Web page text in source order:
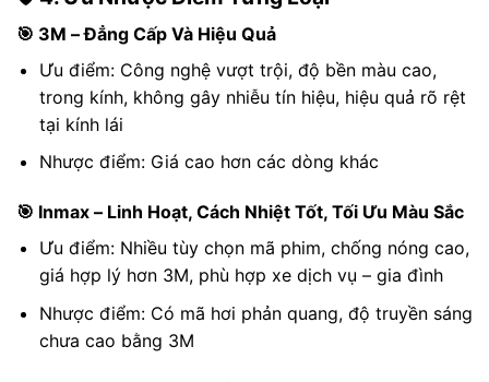
🎯 3M – Đẳng Cấp Và Hiệu Quả
Ưu điểm: Công nghệ vượt trội, độ bền màu cao,
trong kính, không gây nhiễu tín hiệu, hiệu quả rõ rệt
tại kính lái
Nhược điểm: Giá cao hơn các dòng khác
🎯 Inmax – Linh Hoạt, Cách Nhiệt Tốt, Tối Ưu Màu Sắc
Ưu điểm: Nhiều tùy chọn mã phim, chống nóng cao,
giá hợp lý hơn 3M, phù hợp xe dịch vụ – gia đình
Nhược điểm: Có mã hơi phản quang, độ truyền sáng
chưa cao bằng 3M